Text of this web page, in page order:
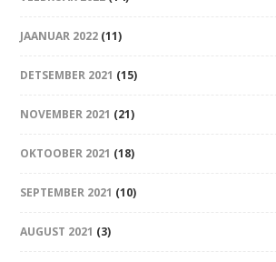
JAANUAR 2022 (11)
DETSEMBER 2021 (15)
NOVEMBER 2021 (21)
OKTOOBER 2021 (18)
SEPTEMBER 2021 (10)
AUGUST 2021 (3)